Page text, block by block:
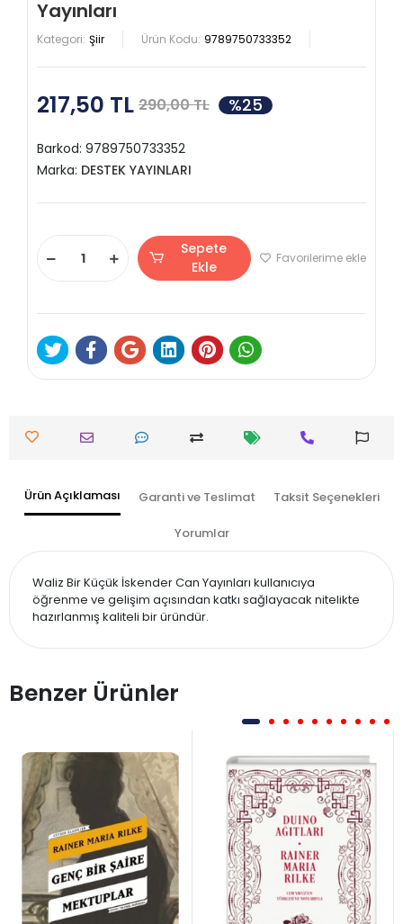
Yayınları
Kategori: Şiir Ürün Kodu: 9789750733352
217,50 TL 290,00 TL %25
Barkod: 9789750733352
Marka: DESTEK YAYINLARI
Sepete
Ekle
Favorilerime ekle
Ürün Açıklaması Garanti ve Teslimat Taksit Seçenekleri
Yorumlar
Waliz Bir Küçük İskender Can Yayınları kullanıcıya
öğrenme ve gelişim açısından katkı sağlayacak nitelikte
hazırlanmış kaliteli bir üründür.
Benzer Ürünler